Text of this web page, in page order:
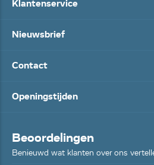
Klantenservice
Nieuwsbrief
Contact
Openingstijden
Beoordelingen
Benieuwd wat klanten over ons